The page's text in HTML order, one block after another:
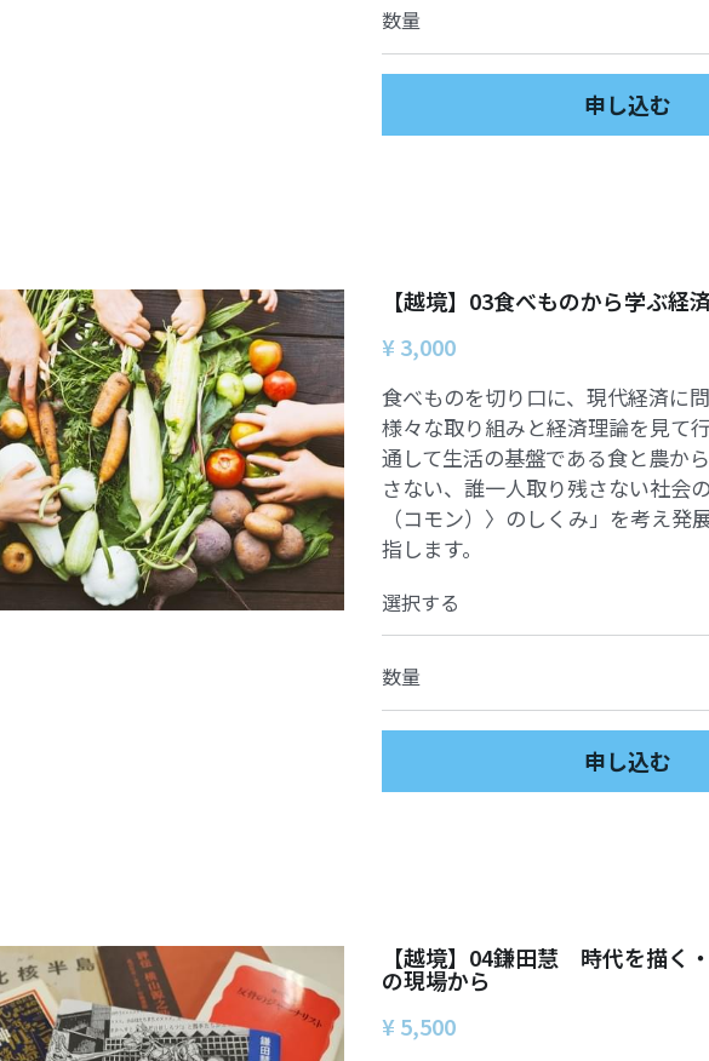
数量
申し込む
【越境】03食べものから学ぶ経
¥ 3,000
食べものを切り口に、現代経済に
様々な取り組みと経済理論を見て
通して生活の基盤である食と農か
さない、誰一人取り残さない社会
（コモン）〉のしくみ」を考え発
指します。
選択する
数量
申し込む
【越境】04鎌田慧 時代を描く
の現場から
¥ 5,500